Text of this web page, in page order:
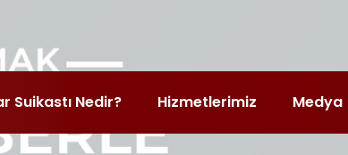
Suikastı Nedir? Hizmetlerimiz Medya